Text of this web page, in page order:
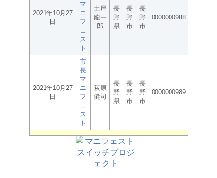
2021年10月27
日
マ
ニ
フ
ェ
ス
ト
土屋
龍一
郎
長
野
県
長
野
市
長
野
市
0000000988
2021年10月27
日
市
長
マ
ニ
フ
ェ
ス
ト
荻原
健司
長
野
県
長
野
市
長
野
市
0000000989